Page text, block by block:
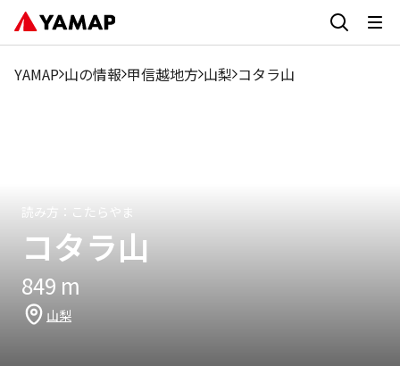
YAMAP 山の情報 甲信越地方 山梨 コタラ山
読み方： こたらやま
コタラ山
849 m
山梨
1月 2月 3月 8月
9月